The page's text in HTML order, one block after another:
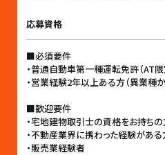
応募資格
■必須要件
・普通自動車第一種運転免許（AT限
・営業経験2年以上ある方（異業種
■歓迎要件
・宅地建物取引士の資格をお持ち
・不動産業界に携わった経験がある
・販売業経験者